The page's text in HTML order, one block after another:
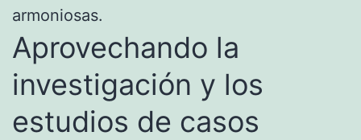
armoniosas.
Aprovechando la
investigación y los
estudios de casos